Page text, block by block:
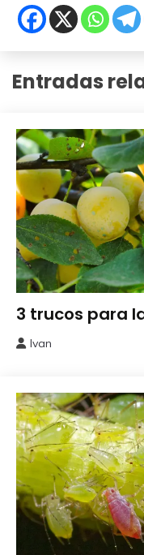
Entradas
Perjudiciales
3 trucos para
2026
Ivan